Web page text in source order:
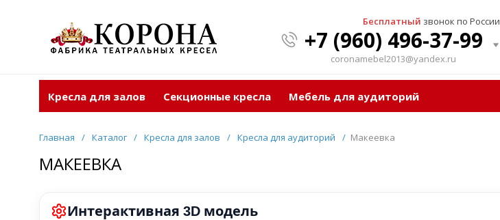
Бесплатный звонок по России
+7 (960) 496-37-99
coronamebel2013@yandex.ru
Кресла для залов Секционные кресла Мебель для аудиторий
Главная / Каталог / Кресла для залов / Кресла для аудиторий / Макеевка
МАКЕЕВКА
Интерактивная 3D модель